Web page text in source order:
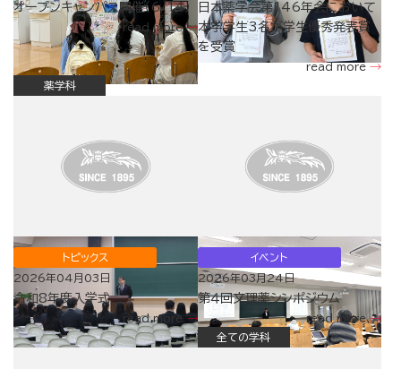
オープンキャンパス開催（6/14）
read more
日本薬学会第146年会において
本学学生3名が学生優秀発表賞
を受賞
read more
薬学科
トピックス
2026年04月03日
令和8年度入学式
read more
イベント
2026年03月24日
第４回文理薬シンポジウム
read more
全ての学科